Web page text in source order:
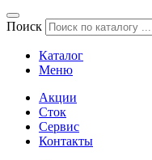
Поиск
Каталог
Меню
Акции
Сток
Сервис
Контакты